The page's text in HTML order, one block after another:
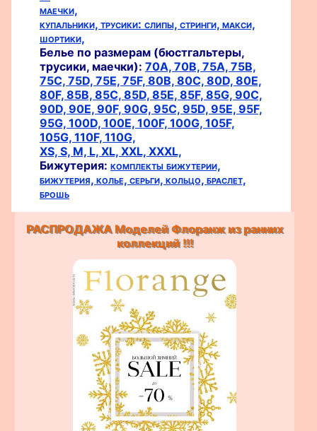
маечки,
купальники, трусики: слипы, стринги, макси,
шортики,
Белье по размерам (бюстгальтеры,
трусики, маечки): 70A, 70B, 75A, 75B,
75C, 75D, 75E, 75F, 80B, 80C, 80D, 80E,
80F, 85B, 85C, 85D, 85E, 85F, 85G, 90C,
90D, 90E, 90F, 90G, 95C, 95D, 95E, 95F,
95G, 100D, 100E, 100F, 100G, 105F,
105G, 110F, 110G,
XS, S, M, L, XL, XXL, XXXL,
Бижутерия: комплекты бижутерии,
бижутерия, колье, серьги, кольцо, браслет,
брошь
РАСПРОДАЖА Моделей Флоранж из ранних
коллекций !!!